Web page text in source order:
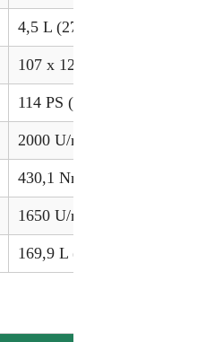
4,5 L (276,4 in³)
107 x 127 mm (4.193 x
114 PS (85,0 kW)
2000 U/min
430,1 Nm (317.2 lb-ft)
1650 U/min
169,9 L (44.9 gal)